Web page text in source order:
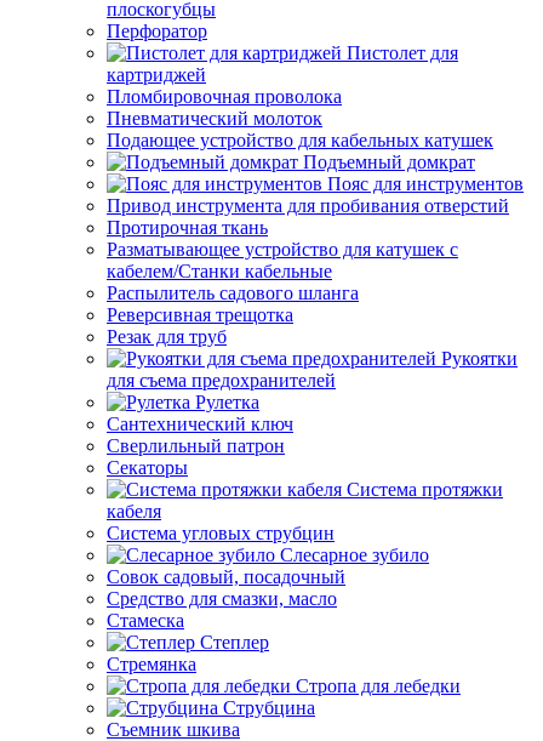
плоскогубцы
Перфоратор
Пистолет для
картриджей
Пломбировочная проволока
Пневматический молоток
Подающее устройство для кабельных катушек
Подъемный домкрат
Пояс для инструментов
Привод инструмента для пробивания отверстий
Протирочная ткань
Разматывающее устройство для катушек с
кабелем/Станки кабельные
Распылитель садового шланга
Реверсивная трещотка
Резак для труб
Рукоятки
для съема предохранителей
Рулетка
Сантехнический ключ
Сверлильный патрон
Секаторы
Система протяжки
кабеля
Система угловых струбцин
Слесарное зубило
Совок садовый, посадочный
Средство для смазки, масло
Стамеска
Степлер
Стремянка
Стропа для лебедки
Струбцина
Съемник шкива